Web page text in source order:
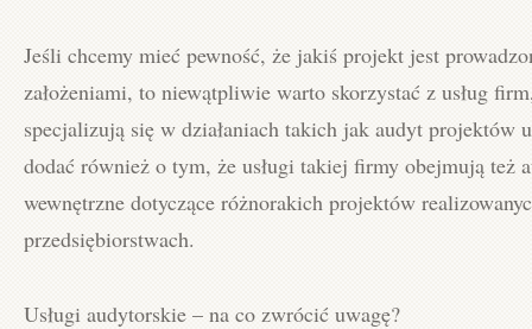
Jeśli chcemy mieć pewność, że jakiś projekt jest
założeniami, to niewątpliwie warto skorzystać z usług
specjalizują się w działaniach takich jak audyt projektów
dodać również o tym, że usługi takiej firmy obejmują też
wewnętrzne dotyczące różnorakich projektów
przedsiębiorstwach.
Usługi audytorskie – na co zwrócić uwagę?